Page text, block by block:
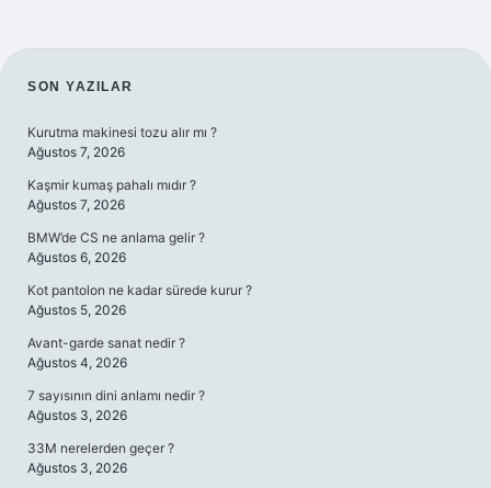
SIDEBAR
SON YAZILAR
Kurutma makinesi tozu alır mı ?
Ağustos 7, 2026
Kaşmir kumaş pahalı mıdır ?
Ağustos 7, 2026
BMW’de CS ne anlama gelir ?
Ağustos 6, 2026
Kot pantolon ne kadar sürede kurur ?
Ağustos 5, 2026
Avant-garde sanat nedir ?
Ağustos 4, 2026
7 sayısının dini anlamı nedir ?
Ağustos 3, 2026
33M nerelerden geçer ?
Ağustos 3, 2026